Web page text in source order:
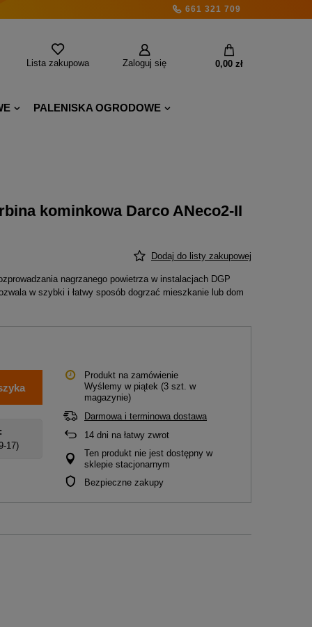
661 321 709
Zaloguj się
Lista zakupowa 0,00 zł
PALENISKA OGRODOWE
kominkowa Darco ANeco2-II
Dodaj do listy zakupowej
nagrzanego powietrza w instalacjach DGP
w szybki i łatwy sposób dogrzać mieszkanie lub dom
17)
Produkt na zamówienie
Wyślemy w piątek (3 szt. w
magazynie)
Darmowa i terminowa dostawa
14 dni na łatwy zwrot
Ten produkt nie jest dostępny w
sklepie stacjonarnym
Bezpieczne zakupy